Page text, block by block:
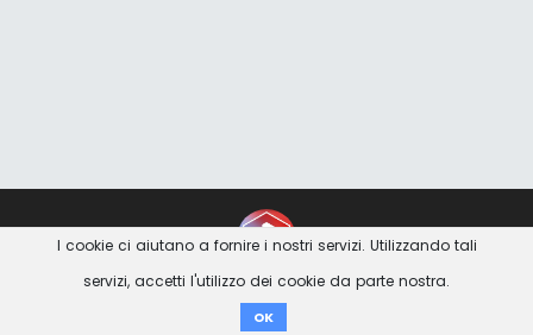
Donare
I cookie ci aiutano a fornire i nostri servizi. Utilizzando tali
servizi, accetti l'utilizzo dei cookie da parte nostra.
OK